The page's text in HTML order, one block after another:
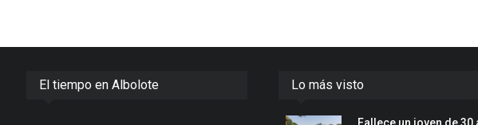
El tiempo en Albolote Lo más visto
Fallece un joven de 30